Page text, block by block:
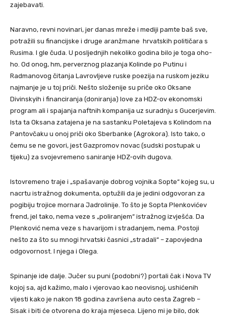
zajebavati.
Naravno, revni novinari, jer danas mreže i mediji pamte baš sve,
potražili su financijske i druge aranžmane hrvatskih političara s
Rusima. I gle čuda. U posljednjih nekoliko godina bilo je toga oho-
ho. Od onog, hm, perverznog plazanja Kolinde po Putinu i
Radmanovog čitanja Lavrovljeve ruske poezija na ruskom jeziku
najmanje je u toj priči. Nešto složenije su priče oko Oksane
Divinskyih i financiranja (doniranja) love za HDZ-ov ekonomski
program ali i spajanja naftnih kompanija uz suradnju s Gucerjevim.
Ista ta Oksana zatajena je na sastanku Poletajeva s Kolindom na
Pantovčaku u onoj priči oko Sberbanke (Agrokora). Isto tako, o
čemu se ne govori, jest Gazpromov novac (sudski postupak u
tijeku) za svojevremeno saniranje HDZ-ovih dugova.
Istovremeno traje i „spašavanje dobrog vojnika Sopte“ kojeg su, u
nacrtu istražnog dokumenta, optužili da je jedini odgovoran za
pogibiju trojice mornara Jadrolinije. To što je Sopta Plenkovićev
frend, jel tako, nema veze s „poliranjem“ istražnog izvješća. Da
Plenković nema veze s havarijom i stradanjem, nema. Postoji
nešto za što su mnogi hrvatski časnici „stradali“ – zapovjedna
odgovornost. I njega i Olega.
Spinanje ide dalje. Jučer su puni (podobni?) portali čak i Nova TV
kojoj sa, ajd kažimo, malo i vjerovao kao neovisnoj, ushićenih
vijesti kako je nakon 18 godina završena auto cesta Zagreb –
Sisak i biti će otvorena do kraja mjeseca. Lijeno mi je bilo, dok